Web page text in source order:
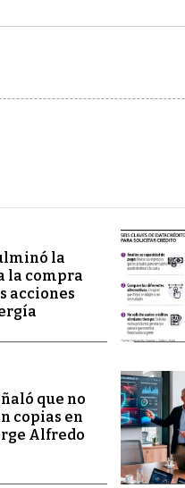
la
la compra
acciones
que no
copias en
Alfredo